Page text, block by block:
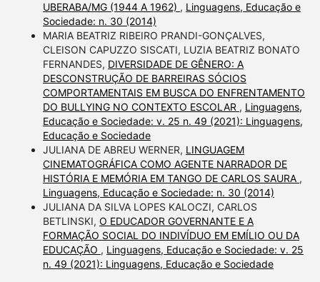
UBERABA/MG (1944 A 1962) , Linguagens, Educação e
Sociedade: n. 30 (2014)
MARIA BEATRIZ RIBEIRO PRANDI-GONÇALVES,
CLEISON CAPUZZO SISCATI, LUZIA BEATRIZ BONATO
FERNANDES, DIVERSIDADE DE GÊNERO: A
DESCONSTRUÇÃO DE BARREIRAS SÓCIOS
COMPORTAMENTAIS EM BUSCA DO ENFRENTAMENTO
DO BULLYING NO CONTEXTO ESCOLAR , Linguagens,
Educação e Sociedade: v. 25 n. 49 (2021): Linguagens,
Educação e Sociedade
JULIANA DE ABREU WERNER, LINGUAGEM
CINEMATOGRÁFICA COMO AGENTE NARRADOR DE
HISTÓRIA E MEMÓRIA EM TANGO DE CARLOS SAURA ,
Linguagens, Educação e Sociedade: n. 30 (2014)
JULIANA DA SILVA LOPES KALOCZI, CARLOS
BETLINSKI, O EDUCADOR GOVERNANTE E A
FORMAÇÃO SOCIAL DO INDIVÍDUO EM EMÍLIO OU DA
EDUCAÇÃO , Linguagens, Educação e Sociedade: v. 25
n. 49 (2021): Linguagens, Educação e Sociedade